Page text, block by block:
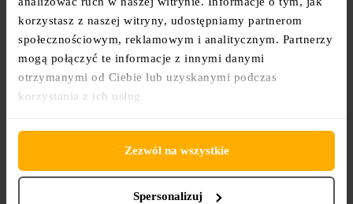
korzystasz z naszej witryny, udostępniamy partnerom
społecznościowym, reklamowym i analitycznym. Partnerzy
mogą połączyć te informacje z innymi danymi
otrzymanymi od Ciebie lub uzyskanymi podczas
korzystania z ich usług.
Zezwól na wszystkie
Spersonalizuj